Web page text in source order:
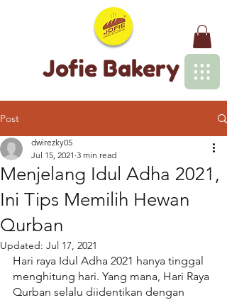
Jofie Bakery
Post
Menjelang Idul Adha 2021,
Ini Tips Memilih Hewan
Qurban
dwirezky05
Jul 15, 2021 3 min read
Updated: Jul 17, 2021
Hari raya Idul Adha 2021 hanya tinggal
menghitung hari. Yang mana, Hari Raya
Qurban selalu diidentikan dengan